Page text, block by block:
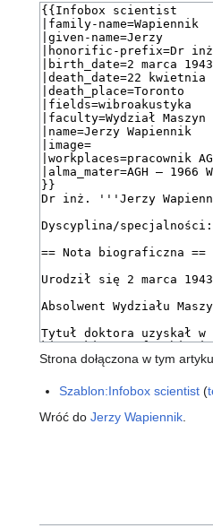
Strona dołączona w tym
Szablon:Infobox scientist (
Wróć do Jerzy Wapiennik